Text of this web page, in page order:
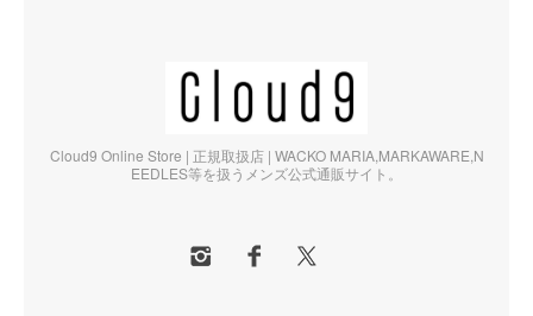
Cloud9 Online Store | 正規取扱店 | WACKO MARIA,MARKAWARE,N
EEDLES等を扱うメンズ公式通販サイト。